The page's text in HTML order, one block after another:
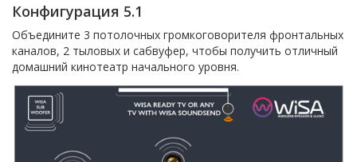
Конфигурация 5.1
Объедините 3 потолочных громкоговорителя фронтальных
каналов, 2 тыловых и сабвуфер, чтобы получить отличный
домашний кинотеатр начального уровня.